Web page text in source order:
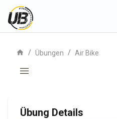
home / Übungen / Air Bike
menu
Übung Details